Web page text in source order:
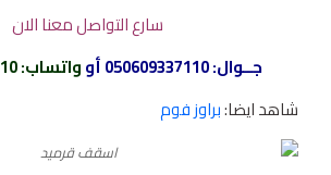
سارع التواصل معنا الان
جــوال:050609337110 أوواتساب:
شاهد ايضا:براوز فوم